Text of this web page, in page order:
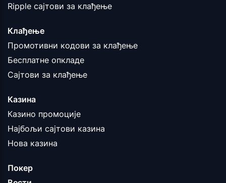
Ripple сајтови за клађење
Клађење
Промотивни кодови за клађење
Бесплатне опкладе
Сајтови за клађење
Казина
Казино промоције
Најбољи сајтови казина
Нова казина
Покер